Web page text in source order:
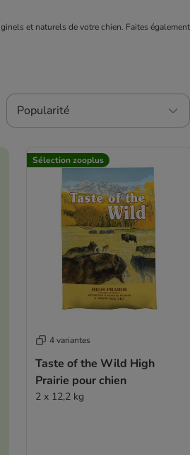
et naturels de votre chien. Faites également
Popularité
Sélection zooplus
4 variantes
Taste of the Wild High
Prairie pour chien
2 x 12,2 kg